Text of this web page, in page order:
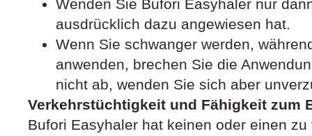
Wenden Sie Bufori Easyhaler nur
ausdrücklich dazu angewiesen hat.
Wenn Sie schwanger werden,
anwenden, brechen Sie die
nicht ab, wenden Sie sich aber
Verkehrstüchtigkeit und Fähigkeit zum
Bufori Easyhaler hat keinen oder einen